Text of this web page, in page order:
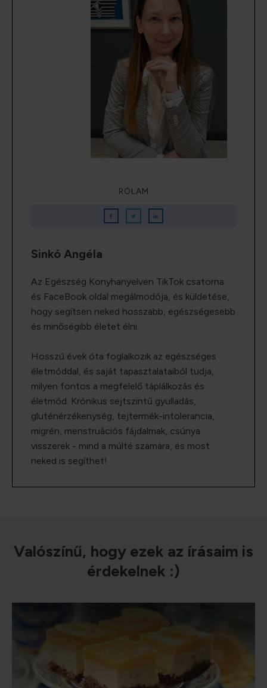
RÓLAM
Sinkó Angéla
Az Egészség Konyhanyelven TikTok csatorna
és FaceBook oldal megálmodója, és küldetése,
hogy segítsen neked hosszabb, egészségesebb
és minőségibb életet élni.
Hosszú évek óta foglalkozik az egészséges
életmóddal, és saját tapasztalataiból tudja,
milyen fontos a megfelelő táplálkozás és
életmód. Krónikus sejtszintű gyulladás,
gluténérzékenység, tejtermék-intolerancia,
migrén, menstruációs fájdalmak, csúnya
visszerek - mind a múlté számára, és most
neked is segíthet!
Valószínű, hogy ezek az írásaim is
érdekelnek :)